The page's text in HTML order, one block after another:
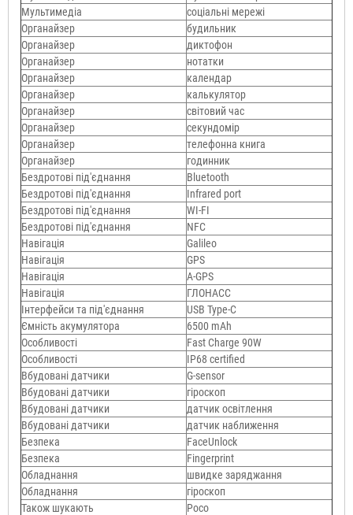
Мультимедіа
соціальні мережі
Органайзер
будильник
Органайзер
диктофон
Органайзер
нотатки
Органайзер
календар
Органайзер
калькулятор
Органайзер
світовий час
Органайзер
секундомір
Органайзер
телефонна книга
Органайзер
годинник
Бездротові під'єднання
Bluetooth
Бездротові під'єднання
Infrared port
Бездротові під'єднання
WI-FI
Бездротові під'єднання
NFC
Навігація
Galileo
Навігація
GPS
Навігація
A-GPS
Навігація
ГЛОНАСС
Інтерфейси та під'єднання
USB Type-C
Ємність акумулятора
6500 mAh
Особливості
Fast Charge 90W
Особливості
IP68 certified
Вбудовані датчики
G-sensor
Вбудовані датчики
гіроскоп
Вбудовані датчики
датчик освітлення
Вбудовані датчики
датчик наближення
Безпека
FaceUnlock
Безпека
Fingerprint
Обладнання
швидке заряджання
Обладнання
гіроскоп
Також шукають
Poco